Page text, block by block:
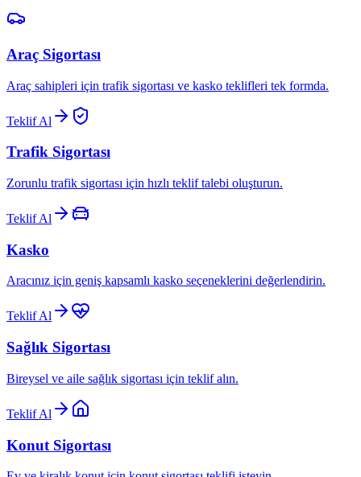
Araç Sigortası
Araç sahipleri için trafik sigortası ve kasko teklifleri tek formda.
Teklif Al
Trafik Sigortası
Zorunlu trafik sigortası için hızlı teklif talebi oluşturun.
Teklif Al
Kasko
Aracınız için geniş kapsamlı kasko seçeneklerini değerlendirin.
Teklif Al
Sağlık Sigortası
Bireysel ve aile sağlık sigortası için teklif alın.
Teklif Al
Konut Sigortası